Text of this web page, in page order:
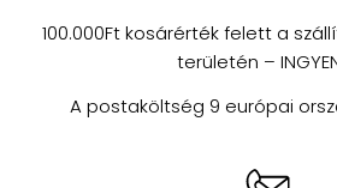
100.000Ft kosárérték felett a
területén –
A postaköltség 9 európai